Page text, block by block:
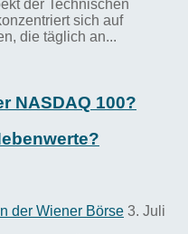
der Technischen
sich auf
die täglich an...
NASDAQ 100?
der Wiener Börse 3. Juli